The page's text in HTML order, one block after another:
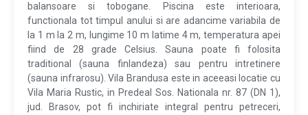
balansoare si tobogane. Piscina este interioara,
functionala tot timpul anului si are adancime variabila de
la 1 m la 2 m, lungime 10 m latime 4 m, temperatura apei
fiind de 28 grade Celsius. Sauna poate fi folosita
traditional (sauna finlandeza) sau pentru intretinere
(sauna infrarosu). Vila Brandusa este in aceeasi locatie cu
Vila Maria Rustic, in Predeal Sos. Nationala nr. 87 (DN 1),
jud. Brasov, pot fi inchiriate integral pentru petreceri,